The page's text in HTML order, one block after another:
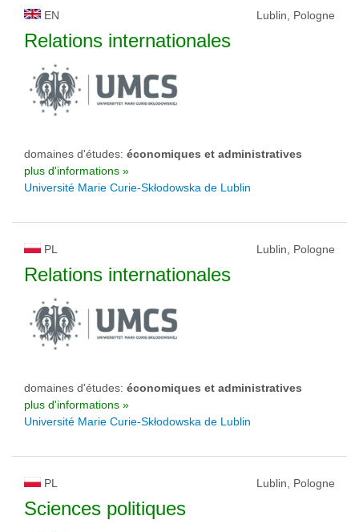
EN Lublin, Pologne
Relations internationales
domaines d'études: économiques et administratives
plus d'informations »
Université Marie Curie-Skłodowska de Lublin
PL Lublin, Pologne
Relations internationales
domaines d'études: économiques et administratives
plus d'informations »
Université Marie Curie-Skłodowska de Lublin
PL Lublin, Pologne
Sciences politiques